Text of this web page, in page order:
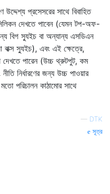
প্রসেসরের সাথে বিবাহিত
দেখতে পাবেন (যেমন টপ-অফ-
বিগ স্যুইচ বা অন্যান্য এসডিএন
বাক্স স্যুইচ), এবং এই ক্ষেত্রে,
দেখতে পারেন (উচ্চ থ্রুটপুট, কম
নির্ধারণের জন্য উচ্চ পাওয়ার
পরিচালন কাঠামোর সাথে
— DTK
সূত্র